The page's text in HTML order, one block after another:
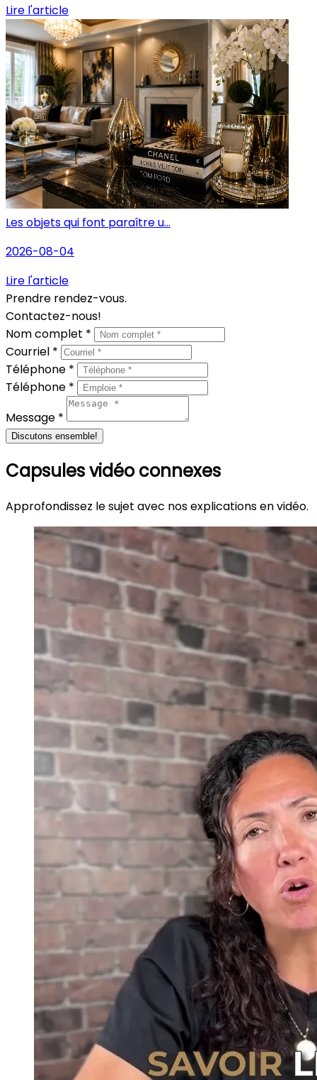
Lire l'article
Les objets qui font paraître u...
2026-08-04
Lire l'article
Prendre rendez-vous.
Contactez-nous!
Nom complet *
Courriel *
Téléphone *
Téléphone *
Message *
Discutons ensemble!
Capsules vidéo connexes
Approfondissez le sujet avec nos explications en vidéo.